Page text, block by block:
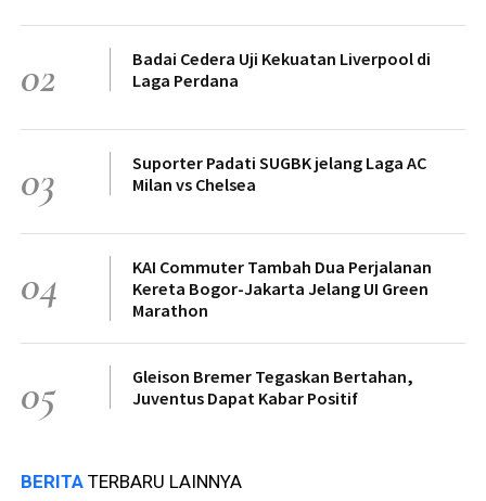
02
Badai Cedera Uji Kekuatan Liverpool di
Laga Perdana
03
Suporter Padati SUGBK jelang Laga AC
Milan vs Chelsea
04
KAI Commuter Tambah Dua Perjalanan
Kereta Bogor-Jakarta Jelang UI Green
Marathon
05
Gleison Bremer Tegaskan Bertahan,
Juventus Dapat Kabar Positif
BERITA TERBARU LAINNYA